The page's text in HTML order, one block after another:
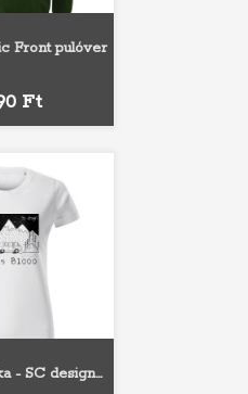
Front pulóver
Ft
- SC design...